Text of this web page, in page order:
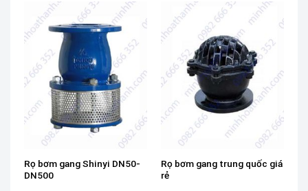
Rọ bơm gang Shinyi DN50-
DN500
Rọ bơm gang trung quốc giá
rẻ